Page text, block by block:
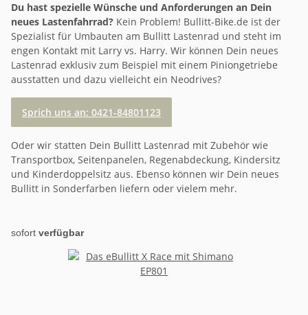
Du hast spezielle Wünsche und Anforderungen an Dein
neues Lastenfahrrad? Kein Problem! Bullitt-Bike.de ist der
Spezialist für Umbauten am Bullitt Lastenrad und steht im
engen Kontakt mit Larry vs. Harry. Wir können Dein neues
Lastenrad exklusiv zum Beispiel mit einem Piniongetriebe
ausstatten und dazu vielleicht ein Neodrives?
Sprich uns an: 0421-84801123
Oder wir statten Dein Bullitt Lastenrad mit Zubehör wie
Transportbox, Seitenpanelen, Regenabdeckung, Kindersitz
und Kinderdoppelsitz aus. Ebenso können wir Dein neues
Bullitt in Sonderfarben liefern oder vielem mehr.
sofort verfügbar